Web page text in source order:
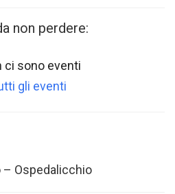
non perdere:
ci sono eventi
gli eventi
– Ospedalicchio